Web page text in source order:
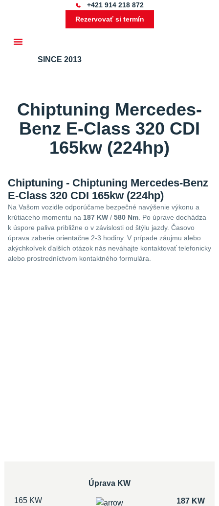
+421 914 218 872
Rezervovať si termín
SINCE 2013
Chiptuning Mercedes-
Benz E-Class 320 CDI
165kw (224hp)
Chiptuning - Chiptuning Mercedes-Benz
E-Class 320 CDI 165kw (224hp)
Na Vašom vozidle odporúčame bezpečné navýšenie výkonu a
krútiaceho momentu na 187 KW / 580 Nm . Po úprave dochádza
k úspore paliva približne o v závislosti od štýlu jazdy. Časovo
úprava zaberie orientačne 2-3 hodiny. V prípade záujmu alebo
akýchkoľvek ďalších otázok nás neváhajte kontaktovať telefonicky
alebo prostredníctvom kontaktného formulára.
Úprava KW
165 KW 187 KW